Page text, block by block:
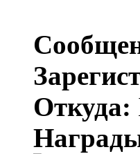
Откуда: